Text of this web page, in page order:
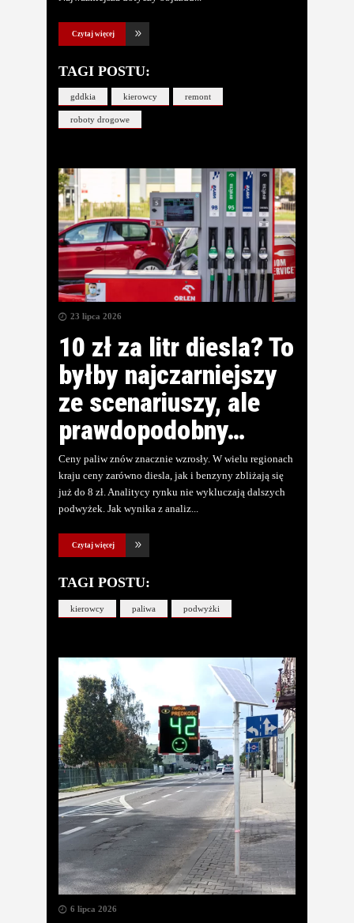
Czytaj więcej
TAGI POSTU:
gddkia kierowcy remont
roboty drogowe
23 lipca 2026
10 zł za litr diesla? To
byłby najczarniejszy
ze scenariuszy, ale
prawdopodobny…
Ceny paliw znów znacznie wzrosły. W wielu regionach
kraju ceny zarówno diesla, jak i benzyny zbliżają się
już do 8 zł. Analitycy rynku nie wykluczają dalszych
podwyżek. Jak wynika z analiz
Czytaj więcej
TAGI POSTU:
kierowcy paliwa podwyżki
6 lipca 2026